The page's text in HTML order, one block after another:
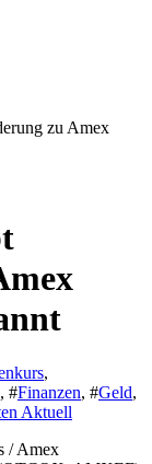
zu Amex
,
, #Finanzen, #Geld,
Aktuell
/ Amex